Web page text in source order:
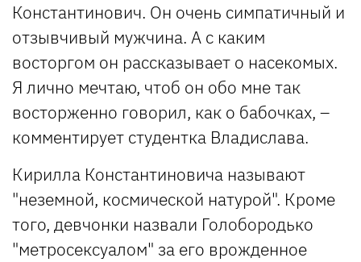
Константинович. Он очень симпатичный и
отзывчивый мужчина. А с каким
восторгом он рассказывает о насекомых.
Я лично мечтаю, чтоб он обо мне так
восторженно говорил, как о бабочках, –
комментирует студентка Владислава.
Кирилла Константиновича называют
"неземной, космической натурой". Кроме
того, девчонки назвали Голобородько
"метросексуалом" за его врожденное